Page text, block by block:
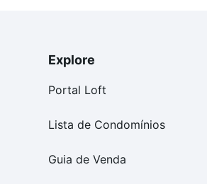
Explore
Portal Loft
Lista de Condomínios
Guia de Venda